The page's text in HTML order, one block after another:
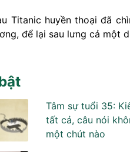
Titanic huyền thoại đã
để lại sau lưng cả một
Tâm sự tuổi 35:
tất cả, câu nói
một chút nào